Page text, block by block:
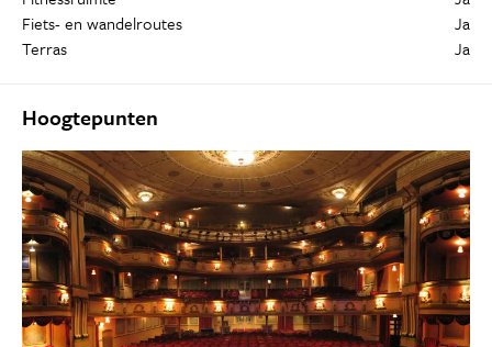
Fiets- en wandelroutes
Ja
Terras
Ja
Hoogtepunten